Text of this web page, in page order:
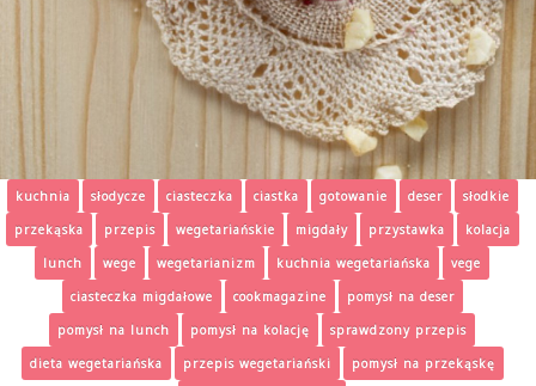
kuchnia słodycze ciasteczka ciastka gotowanie deser
słodkie
przekąska
przepis wegetariańskie migdały przystawka
kolacja
lunch
wege wegetarianizm kuchnia wegetariańska
vege
ciasteczka migdałowe
cookmagazine
pomysł na deser
pomysł na lunch
pomysł na kolację
sprawdzony przepis
dieta wegetariańska
przepis wegetariański
pomysł na przekąskę